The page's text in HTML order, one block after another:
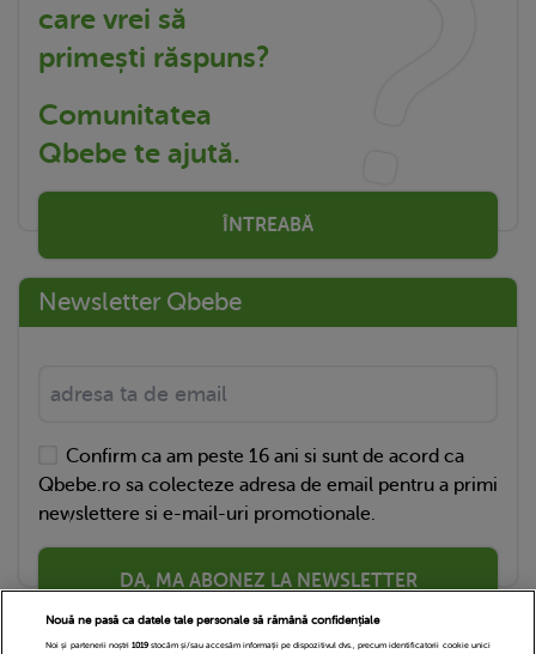
care vrei să
primești răspuns?
Comunitatea
Qbebe te ajută.
ÎNTREABĂ
Newsletter Qbebe
Confirm ca am peste 16 ani si sunt de acord ca
Qbebe.ro sa colecteze adresa de email pentru a primi
newslettere si e-mail-uri promotionale.
DA, MA ABONEZ LA NEWSLETTER
Nouă ne pasă ca datele tale personale să rămână confidențiale
Noi și partenerii noștri 1019stocăm și/sau accesăm informații pe dispozitivul dvs., precum identificatorii cookie unici